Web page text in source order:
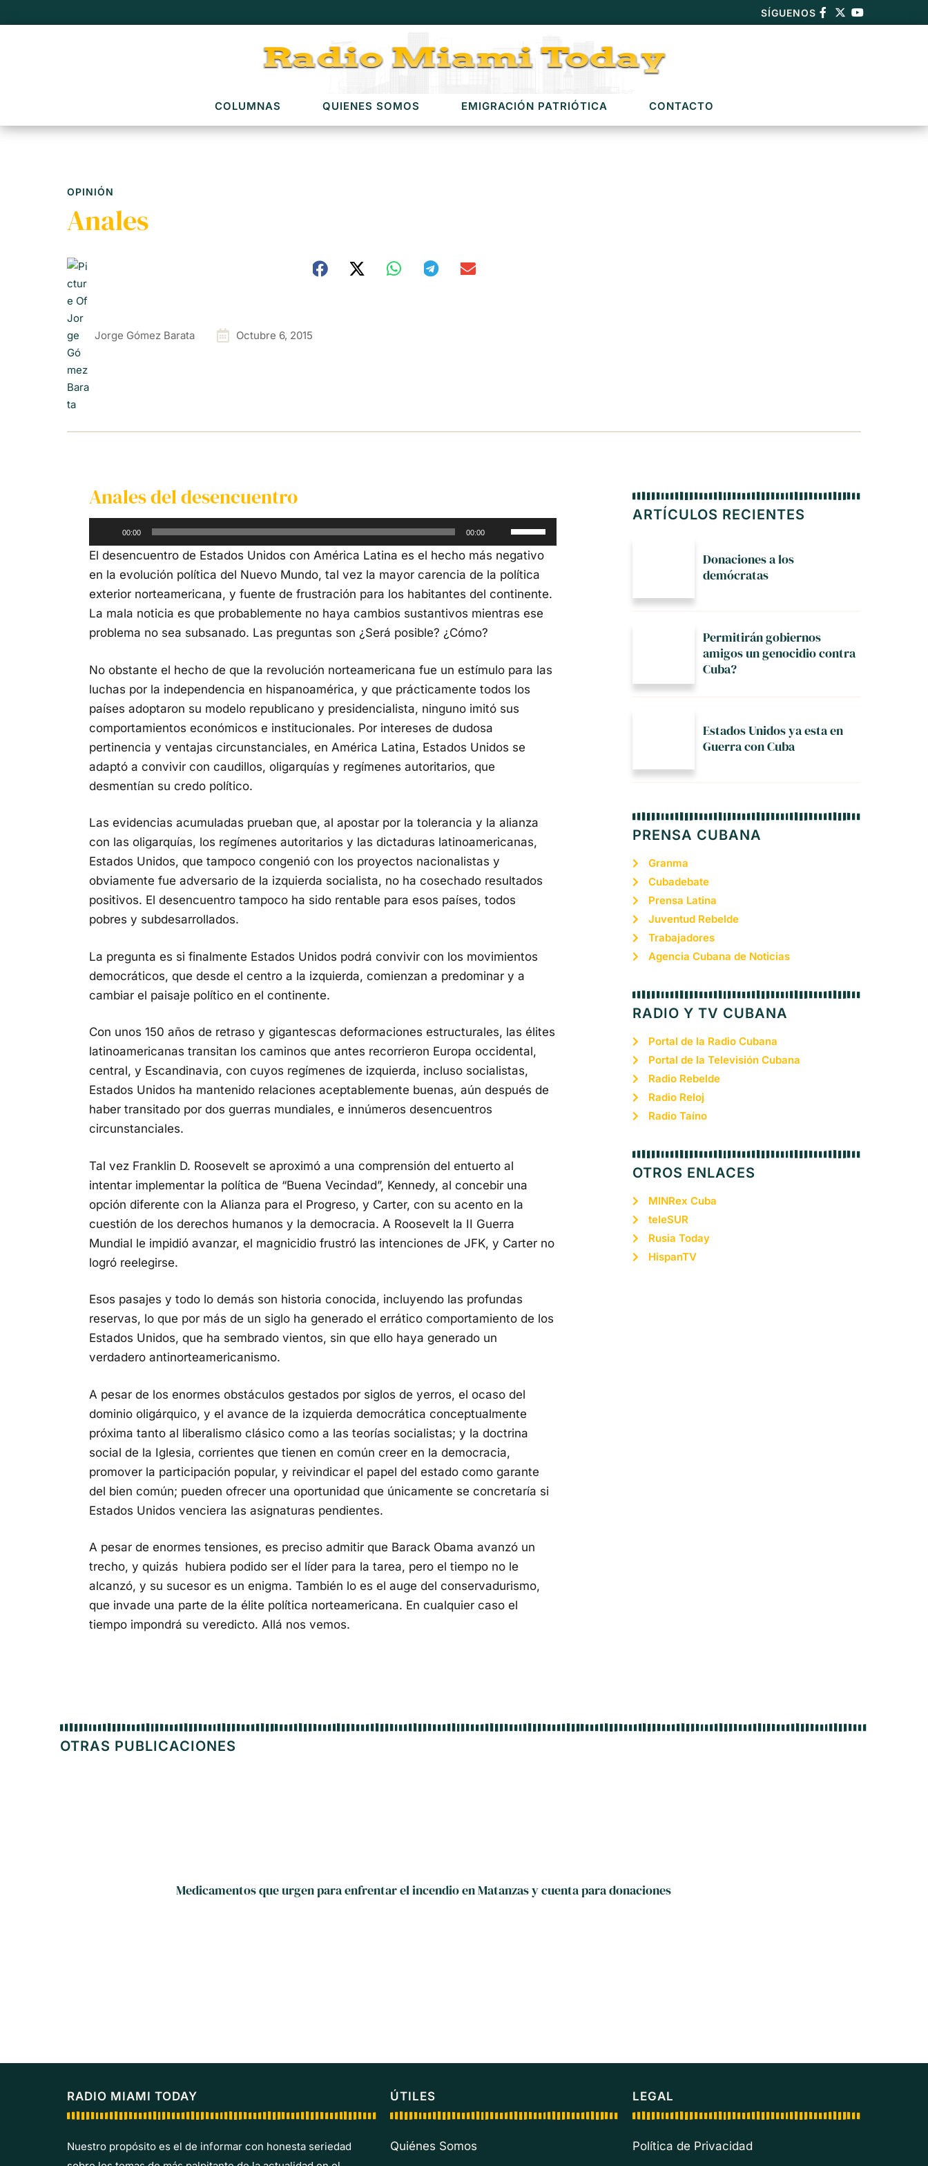
SÍGUENOS
COLUMNAS QUIENES SOMOS EMIGRACIÓN PATRIÓTICA CONTACTO
OPINIÓN
Anales
Jorge Gómez Barata Octubre 6, 2015
Anales del desencuentro
Reproductor
de
00:00 00:00
Utiliza
las
teclas
aumentar
o
El desencuentro de Estados Unidos con América Latina es el hecho más negativo
en la evolución política del Nuevo Mundo, tal vez la mayor carencia de la política
exterior norteamericana, y fuente de frustración para los habitantes del continente.
La mala noticia es que probablemente no haya cambios sustantivos mientras ese
problema no sea subsanado. Las preguntas son ¿Será posible? ¿Cómo?
No obstante el hecho de que la revolución norteamericana fue un estímulo para las
luchas por la independencia en hispanoamérica, y que prácticamente todos los
países adoptaron su modelo republicano y presidencialista, ninguno imitó sus
comportamientos económicos e institucionales. Por intereses de dudosa
pertinencia y ventajas circunstanciales, en América Latina, Estados Unidos se
adaptó a convivir con caudillos, oligarquías y regímenes autoritarios, que
desmentían su credo político.
Las evidencias acumuladas prueban que, al apostar por la tolerancia y la alianza
con las oligarquías, los regímenes autoritarios y las dictaduras latinoamericanas,
Estados Unidos, que tampoco congenió con los proyectos nacionalistas y
obviamente fue adversario de la izquierda socialista, no ha cosechado resultados
positivos. El desencuentro tampoco ha sido rentable para esos países, todos
pobres y subdesarrollados.
La pregunta es si finalmente Estados Unidos podrá convivir con los movimientos
democráticos, que desde el centro a la izquierda, comienzan a predominar y a
cambiar el paisaje político en el continente.
Con unos 150 años de retraso y gigantescas deformaciones estructurales, las élites
latinoamericanas transitan los caminos que antes recorrieron Europa occidental,
central, y Escandinavia, con cuyos regímenes de izquierda, incluso socialistas,
Estados Unidos ha mantenido relaciones aceptablemente buenas, aún después de
haber transitado por dos guerras mundiales, e innúmeros desencuentros
circunstanciales.
Tal vez Franklin D. Roosevelt se aproximó a una comprensión del entuerto al
intentar implementar la política de “Buena Vecindad”, Kennedy, al concebir una
opción diferente con la Alianza para el Progreso, y Carter, con su acento en la
cuestión de los derechos humanos y la democracia. A Roosevelt la II Guerra
Mundial le impidió avanzar, el magnicidio frustró las intenciones de JFK, y Carter no
logró reelegirse.
Esos pasajes y todo lo demás son historia conocida, incluyendo las profundas
reservas, lo que por más de un siglo ha generado el errático comportamiento de los
Estados Unidos, que ha sembrado vientos, sin que ello haya generado un
verdadero antinorteamericanismo.
A pesar de los enormes obstáculos gestados por siglos de yerros, el ocaso del
dominio oligárquico, y el avance de la izquierda democrática conceptualmente
próxima tanto al liberalismo clásico como a las teorías socialistas; y la doctrina
social de la Iglesia, corrientes que tienen en común creer en la democracia,
promover la participación popular, y reivindicar el papel del estado como garante
del bien común; pueden ofrecer una oportunidad que únicamente se concretaría si
Estados Unidos venciera las asignaturas pendientes.
A pesar de enormes tensiones, es preciso admitir que Barack Obama avanzó un
trecho, y quizás hubiera podido ser el líder para la tarea, pero el tiempo no le
alcanzó, y su sucesor es un enigma. También lo es el auge del conservadurismo,
que invade una parte de la élite política norteamericana. En cualquier caso el
tiempo impondrá su veredicto. Allá nos vemos.
ARTÍCULOS RECIENTES
Donaciones a los
demócratas
Permitirán gobiernos
amigos un genocidio contra
Cuba?
Estados Unidos ya esta en
Guerra con Cuba
PRENSA CUBANA
Granma
Cubadebate
Prensa Latina
Juventud Rebelde
Trabajadores
Agencia Cubana de Noticias
RADIO Y TV CUBANA
Portal de la Radio Cubana
Portal de la Televisión Cubana
Radio Rebelde
Radio Reloj
Radio Taíno
OTROS ENLACES
MINRex Cuba
teleSUR
Rusia Today
HispanTV
OTRAS PUBLICACIONES
Medicamentos que urgen para enfrentar el incendio en Matanzas y cuenta para donaciones
RADIO MIAMI TODAY
Nuestro propósito es el de informar con honesta seriedad
ÚTILES
Quiénes Somos
LEGAL
Política de Privacidad